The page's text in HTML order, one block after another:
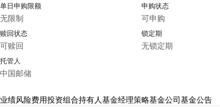
单日申购限额
无限制
申购状态
可申购
赎回状态
可赎回
锁定期
无锁定期
托管人
中国邮储
业绩风险费用投资组合持有人基金经理策略基金公司基金公告